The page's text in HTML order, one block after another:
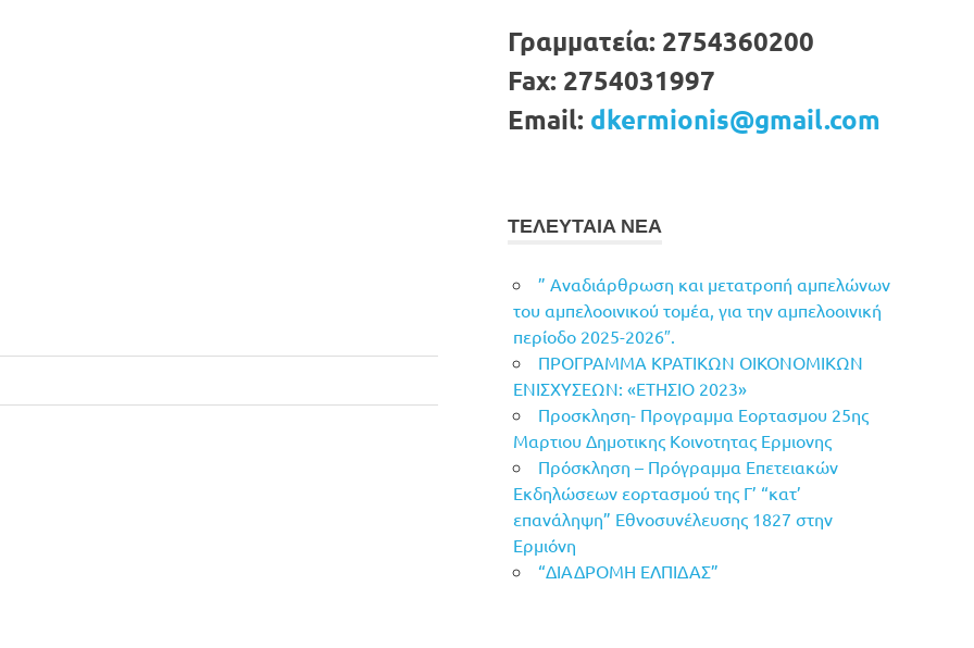
Γραμματεία: 2754360200
Fax: 2754031997
Email: dkermionis@gmail.com
ΤΕΛΕΥΤΑΙΑ ΝΕΑ
” Αναδιάρθρωση και μετατροπή αμπελώνων
του αμπελοοινικού τομέα, για την αμπελοοινική
περίοδο 2025-2026″.
ΠΡΟΓΡΑΜΜΑ ΚΡΑΤΙΚΩΝ ΟΙΚΟΝΟΜΙΚΩΝ
ΕΝΙΣΧΥΣΕΩΝ: «ΕΤΗΣΙΟ 2023»
Προσκληση- Προγραμμα Εορτασμου 25ης
Μαρτιου Δημοτικης Κοινοτητας Ερμιονης
Πρόσκληση – Πρόγραμμα Επετειακών
Εκδηλώσεων εορτασμού της Γ’ “κατ’
επανάληψη” Εθνοσυνέλευσης 1827 στην
Ερμιόνη
“ΔΙΑΔΡΟΜΗ ΕΛΠΙΔΑΣ”